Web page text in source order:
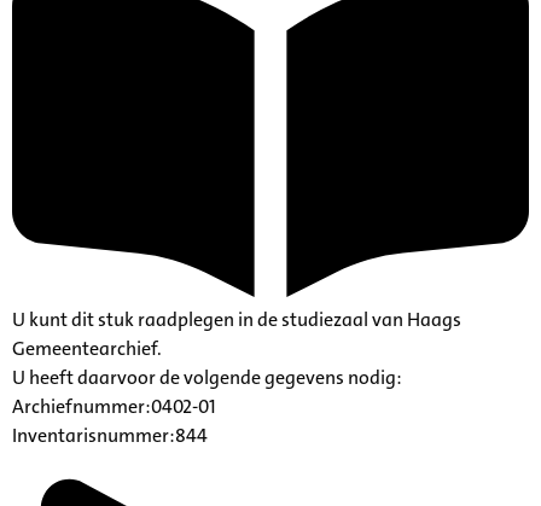
U kunt dit stuk raadplegen in de studiezaal van Haags
Gemeentearchief.
U heeft daarvoor de volgende gegevens nodig:
Archiefnummer:0402-01
Inventarisnummer:844